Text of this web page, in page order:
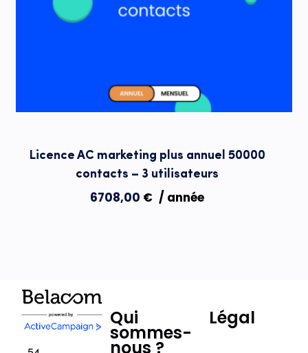
Licence AC marketing plus annuel 50000
contacts – 3 utilisateurs
6708,00 € / année
Qui
sommes-
nous ?
Légal